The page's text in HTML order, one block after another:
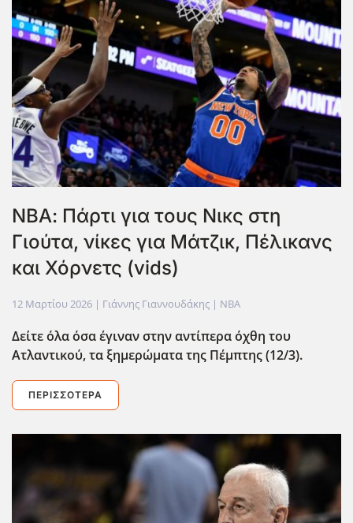
ΝΒΑ: Πάρτι για τους Νικς στη
Γιούτα, νίκες για Μάτζικ, Πέλικανς
και Χόρνετς (vids)
12 Μαρτίου 2026 | Γιάννης Γιαννουδάκης | NBA
Δείτε όλα όσα έγιναν στην αντίπερα όχθη του
Ατλαντικού, τα ξημερώματα της Πέμπτης (12/3).
ΠΕΡΙΣΣΌΤΕΡΑ